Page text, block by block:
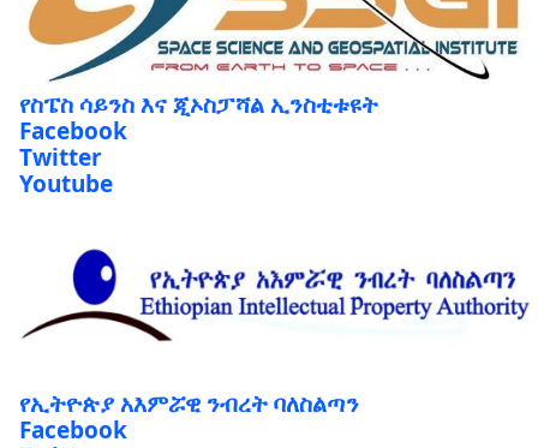
የስፔስ ሳይንስ እና ጂኦስፓሻል ኢንስቲቱዩት
Facebook
Twitter
Youtube
የኢትዮጵያ አእምሯዊ ንብረት ባለስልጣን
Facebook